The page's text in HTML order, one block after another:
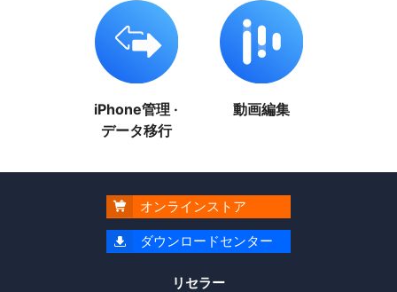
iPhone管理 ·
データ移行
動画編集
 オンラインストア
 ダウンロードセンター
リセラー